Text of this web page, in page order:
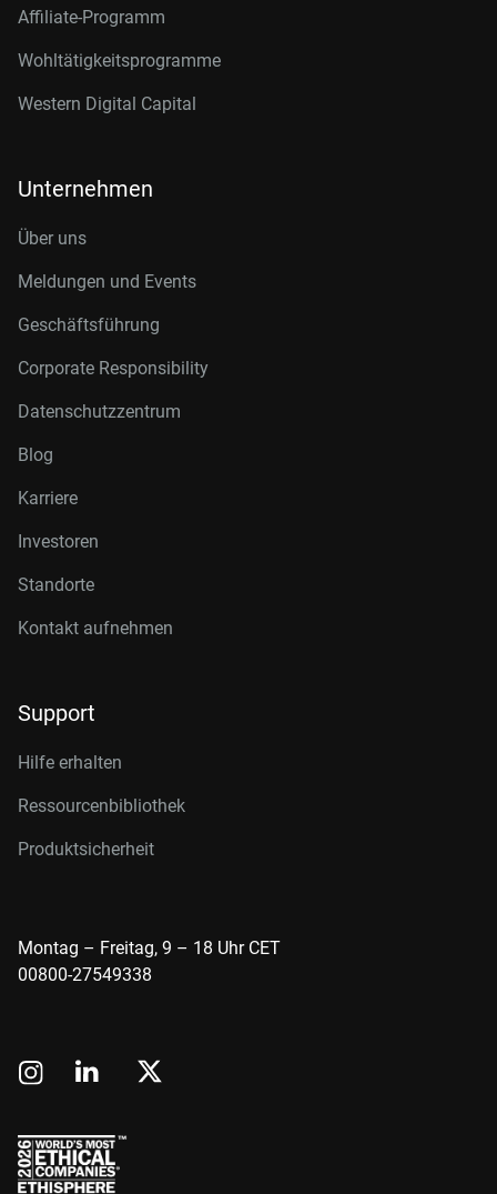
Affiliate-Programm
Wohltätigkeitsprogramme
Western Digital Capital
Unternehmen
Über uns
Meldungen und Events
Geschäftsführung
Corporate Responsibility
Datenschutzzentrum
Blog
Karriere
Investoren
Standorte
Kontakt aufnehmen
Support
Hilfe erhalten
Ressourcenbibliothek
Produktsicherheit
Montag – Freitag, 9 – 18 Uhr CET
00800-27549338